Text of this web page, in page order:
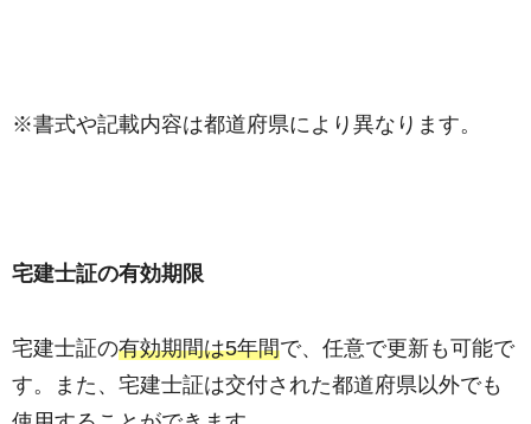
※書式や記載内容は都道府県により異なります。
宅建士証の有効期限
宅建士証の有効期間は5年間で、任意で更新も可能で
す。また、宅建士証は交付された都道府県以外でも